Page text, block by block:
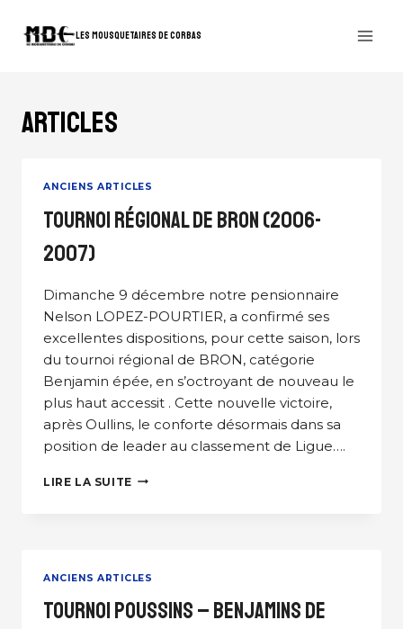
LES MOUSQUETAIRES DE CORBAS
ARTICLES
ANCIENS ARTICLES
Tournoi régional de Bron (2006-
2007)
Dimanche 9 décembre notre pensionnaire
Nelson LOPEZ-POURTIER, a confirmé ses
excellentes dispositions, pour cette saison, lors
du tournoi régional de BRON, catégorie
Benjamin épée, en s’octroyant de nouveau le
plus haut accessit . Cette nouvelle victoire,
après Oullins, le conforte désormais dans sa
position de leader au classement de Ligue….
LIRE LA SUITETOURNOI
ANCIENS ARTICLES
Tournoi Poussins – Benjamins de